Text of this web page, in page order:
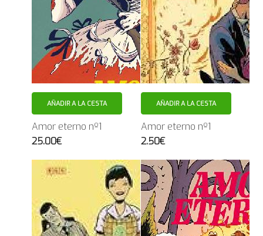
AÑADIR A LA CESTA
Amor eterno nº1
25.00€
AÑADIR A LA CESTA
Amor eterno nº1
2.50€